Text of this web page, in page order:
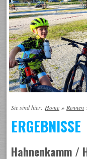
Sie sind hier: Home » Rennen
ERGEBNISSE
Hahnenkamm /